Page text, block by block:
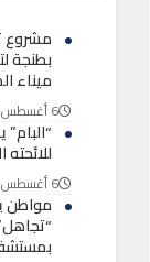
مشروع
بطنجة
ميناء
6 أغسطس 2026
للائحته
6 أغسطس 2026
مواطن